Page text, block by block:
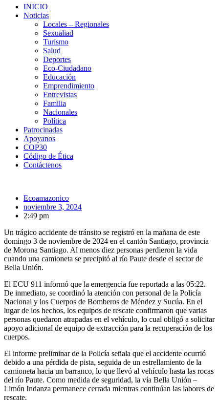
INICIO
Noticias
Locales – Regionales
Sexualiad
Turismo
Salud
Deportes
Eco-Ciudadano
Educación
Emprendimiento
Entrevistas
Familia
Nacionales
Política
Patrocinadas
Apoyanos
COP30
Código de Ética
Contáctenos
Ecoamazonico
noviembre 3, 2024
2:49 pm
Un trágico accidente de tránsito se registró en la mañana de este
domingo 3 de noviembre de 2024 en el cantón Santiago, provincia
de Morona Santiago. Al menos diez personas perdieron la vida
cuando una camioneta se precipitó al río Paute desde el sector de
Bella Unión.
El ECU 911 informó que la emergencia fue reportada a las 05:22.
De inmediato, se coordinó la atención con personal de la Policía
Nacional y los Cuerpos de Bomberos de Méndez y Sucúa. En el
lugar de los hechos, los equipos de rescate confirmaron que varias
personas quedaron atrapadas en el vehículo, lo cual obligó a solicitar
apoyo adicional de equipo de extracción para la recuperación de los
cuerpos.
El informe preliminar de la Policía señala que el accidente ocurrió
debido a una pérdida de pista, seguida de un estrellamiento de la
camioneta hacia un barranco, lo que llevó al vehículo hasta las rocas
del río Paute. Como medida de seguridad, la vía Bella Unión –
Limón Indanza permanece cerrada mientras continúan las labores de
rescate.